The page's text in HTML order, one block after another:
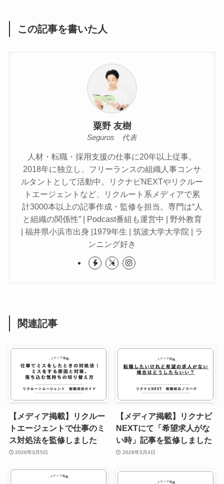
この記事を書いた人
粟野 友樹
Seguros 代表
人材・転職・採用支援の仕事に20年以上従事。
2018年に独立し、フリーランスの組織人事コンサ
ルタントとして活動中。リクナビNEXTやリクルー
トエージェントなど、リクルート系メディアで累
計3000本以上の記事作成・監修を担当。専門は“人
と組織の関係性” | Podcast番組も運営中 | 野外教育
| 福井県小浜市出身 |1979年生 | 筑波大学大学院 | ラ
ンニング好き
関連記事
【メディア掲載】リクルー
トエージェントで仕事のミ
ス対処法を監修しました
2026年3月5日
【メディア掲載】リクナビ
NEXTにて「希望求人がな
い時」記事を監修しました
2026年3月4日